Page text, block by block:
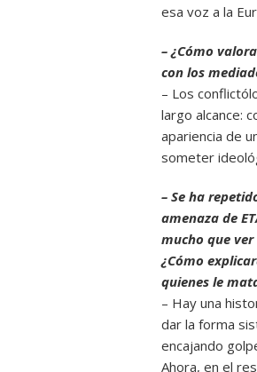
esa voz a la
– ¿Cómo
con los
– Los
largo alcance:
apariencia de
someter
– Se ha
amenaza de
mucho que
¿Cómo
quienes le
– Hay una
dar la forma
encajando
Ahora, en el